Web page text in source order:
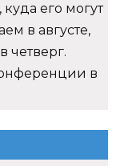
его могут
в августе,
четверг.
в